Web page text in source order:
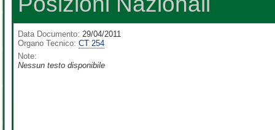
Data Documento: 29/04/2011
Organo Tecnico: CT 254
Note:
Nessun testo disponibile